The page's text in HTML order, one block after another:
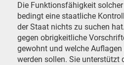
Die Funktionsfähigkeit
bedingt eine staatliche
der Staat nichts zu suchen
gegen obrigkeitliche
gewohnt und welche
werden sollen. Sie unterstützt